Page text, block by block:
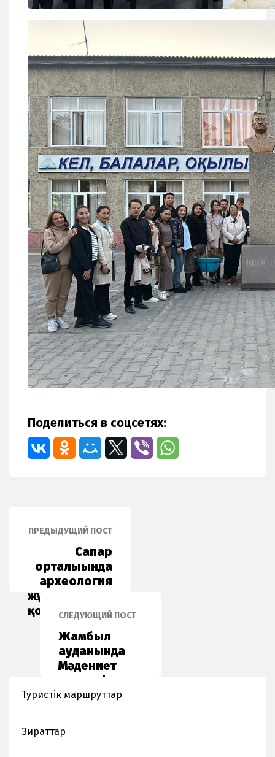
Поделиться в соцсетях:
ПРЕДЫДУЩИЙ ПОСТ
Cапар
орталығында
археология
жұмыстарының
қорытынды есебі
атты жиын-
кеңесі өтті
СЛЕДУЮЩИЙ ПОСТ
Жамбыл
ауданында
Мәдениет
күндері
өткізілді.
Туристік маршруттар
Зираттар